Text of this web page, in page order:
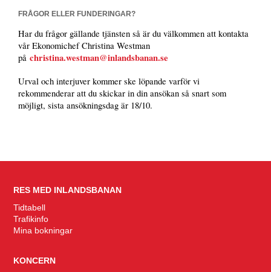
FRÅGOR ELLER FUNDERINGAR?
Har du frågor gällande tjänsten så är du välkommen att kontakta
vår Ekonomichef Christina Westman
på christina.westman@inlandsbanan.se
Urval och interjuver kommer ske löpande varför vi
rekommenderar att du skickar in din ansökan så snart som
möjligt, sista ansökningsdag är 18/10.
RES MED INLANDSBANAN
Tidtabell
Trafikinfo
Mina bokningar
KONCERN